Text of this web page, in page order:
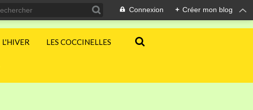
Connexion + Créer mon blog
L'HIVER LES COCCINELLES